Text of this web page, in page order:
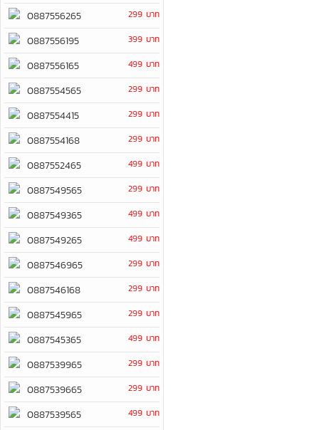
0887556265 299 บาท
0887556195 399 บาท
0887556165 499 บาท
0887554565 299 บาท
0887554415 299 บาท
0887554168 299 บาท
0887552465 499 บาท
0887549565 299 บาท
0887549365 499 บาท
0887549265 499 บาท
0887546965 299 บาท
0887546168 299 บาท
0887545965 299 บาท
0887545365 499 บาท
0887539965 299 บาท
0887539665 299 บาท
0887539565 499 บาท